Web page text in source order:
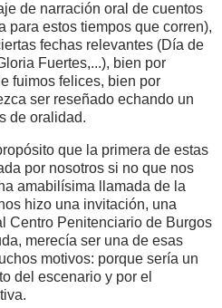
de narración oral de cuentos
para estos tiempos que corren),
fechas relevantes (Día de
Fuertes,...), bien por
fuimos felices, bien por
ser reseñado echando un
de oralidad.
que la primera de estas
por nosotros si no que nos
amabilísima llamada de la
hizo una invitación, una
Centro Penitenciario de Burgos
merecía ser una de esas
motivos: porque sería un
del escenario y por el